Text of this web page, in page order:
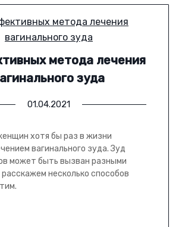
метода лечения
зуда
01.04.2021
хотя бы раз в жизни
вагинального зуда. Зуд
может быть вызван разными
несколько способов